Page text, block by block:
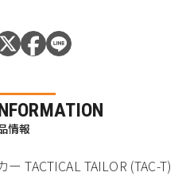
情報
TACTICAL TAILOR (TAC-T)